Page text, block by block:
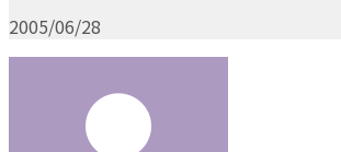
2005/06/28